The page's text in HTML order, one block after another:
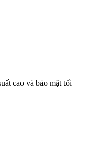
cao và bảo mật tối